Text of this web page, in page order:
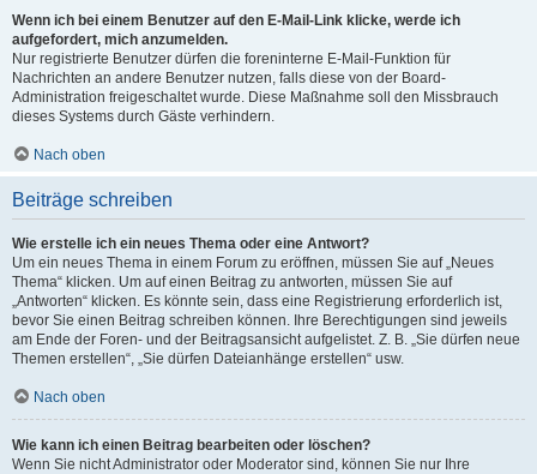
Wenn ich bei einem Benutzer auf den E-Mail-Link klicke, werde ich
aufgefordert, mich anzumelden.
Nur registrierte Benutzer dürfen die foreninterne E-Mail-Funktion für
Nachrichten an andere Benutzer nutzen, falls diese von der Board-
Administration freigeschaltet wurde. Diese Maßnahme soll den Missbrauch
dieses Systems durch Gäste verhindern.
Nach oben
Beiträge schreiben
Wie erstelle ich ein neues Thema oder eine Antwort?
Um ein neues Thema in einem Forum zu eröffnen, müssen Sie auf „Neues
Thema“ klicken. Um auf einen Beitrag zu antworten, müssen Sie auf
„Antworten“ klicken. Es könnte sein, dass eine Registrierung erforderlich ist,
bevor Sie einen Beitrag schreiben können. Ihre Berechtigungen sind jeweils
am Ende der Foren- und der Beitragsansicht aufgelistet. Z. B. „Sie dürfen neue
Themen erstellen“, „Sie dürfen Dateianhänge erstellen“ usw.
Nach oben
Wie kann ich einen Beitrag bearbeiten oder löschen?
Wenn Sie nicht Administrator oder Moderator sind, können Sie nur Ihre